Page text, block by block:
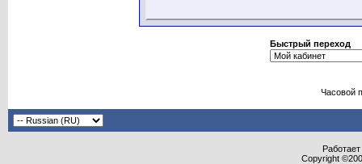
Быстрый переход
Часовой
Copyright